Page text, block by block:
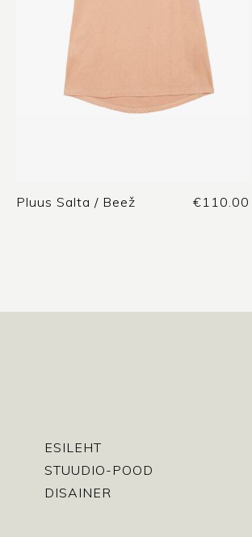
Pluus Salta / Beež €110.00
ESILEHT
STUUDIO-POOD
DISAINER